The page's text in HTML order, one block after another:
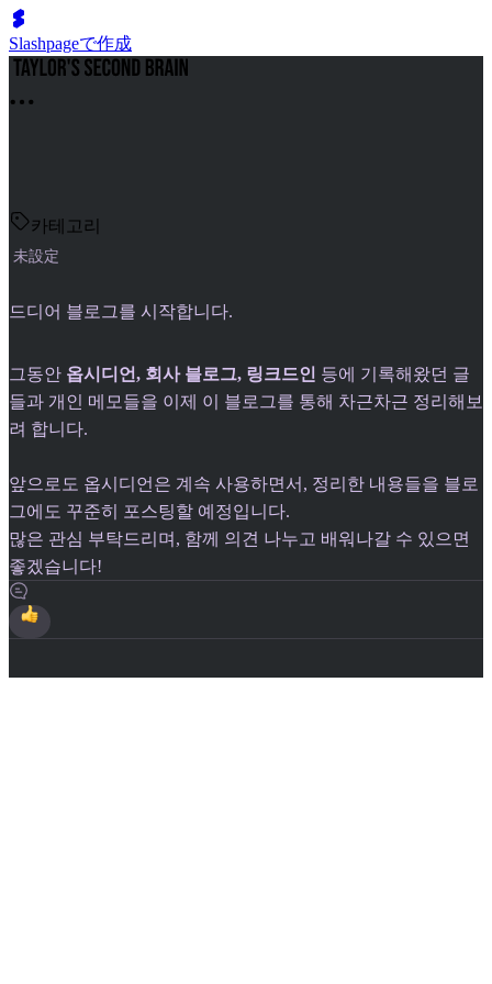
Slashpageで作成
카테고리
未設定
드디어 블로그를 시작합니다.
그동안 옵시디언, 회사 블로그, 링크드인 등에 기록해왔던 글
들과 개인 메모들을 이제 이 블로그를 통해 차근차근 정리해보
려 합니다.
앞으로도 옵시디언은 계속 사용하면서, 정리한 내용들을 블로
그에도 꾸준히 포스팅할 예정입니다.
많은 관심 부탁드리며, 함께 의견 나누고 배워나갈 수 있으면
좋겠습니다!